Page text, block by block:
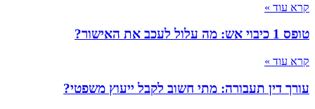
קרא עוד »
טופס 1 כיבוי אש: מה עלול לעכב את האישור?
קרא עוד »
עורך דין תעבורה: מתי חשוב לקבל ייעוץ משפטי?